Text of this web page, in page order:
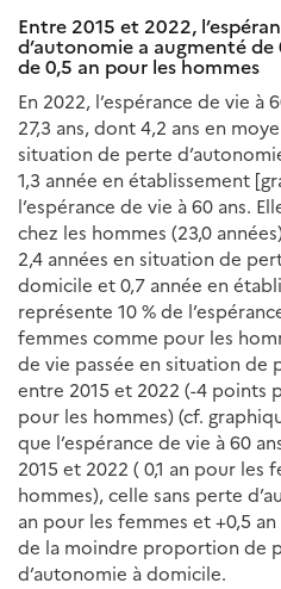
Entre 2015 et 2022,
d’autonomie a augmenté
de 0,5 an pour les hommes
En 2022, l’espérance de vie à
27,3 ans, dont 4,2 ans en
situation de perte
1,3 année en établissement
l’espérance de vie à 60 ans.
chez les hommes (23,0
2,4 années en situation de
domicile et 0,7 année en
représente 10 % de
femmes comme pour les
de vie passée en situation de
entre 2015 et 2022 (-4 points
pour les hommes) (cf.
que l’espérance de vie à 60
2015 et 2022 ( 0,1 an pour les
hommes), celle sans perte
an pour les femmes et +0,5
de la moindre proportion de
d’autonomie à domicile.